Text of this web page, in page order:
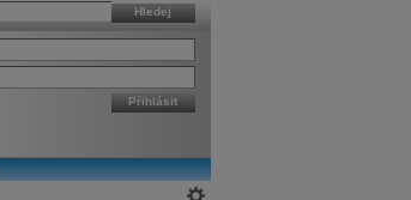
Hledej
Přihlásit